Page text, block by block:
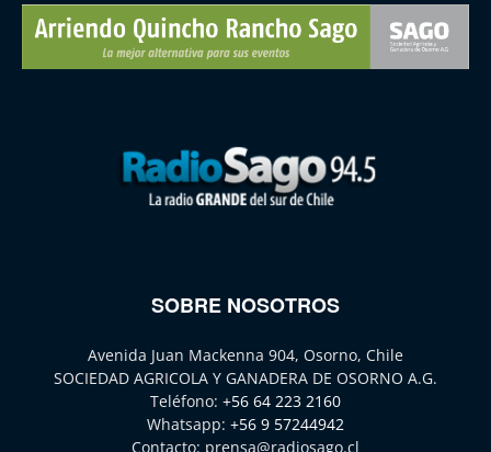
SOBRE NOSOTROS
Avenida Juan Mackenna 904, Osorno, Chile
SOCIEDAD AGRICOLA Y GANADERA DE OSORNO A.G.
Teléfono: +56 64 223 2160
Whatsapp: +56 9 57244942
Contacto: prensa@radiosago.cl